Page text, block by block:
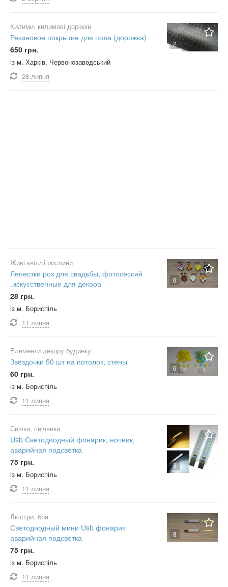
2
Килими, килимові доріжки
Резиновое покрытие для пола (дорожка)
650 грн.
із м. Харків, Червонозаводський
28 липня
6
Живі квіти і рослини
Лепестки роз для свадьбы, фотосессий
.искусственные для декора
28 грн.
із м. Бориспіль
11 липня
6
Елементи декору будинку
Звёздочки 50 шт на потолок, стены
60 грн.
із м. Бориспіль
11 липня
8
Свічки, свічники
Usb Светодиодный фонарик, ночник,
аварийная подсветка
75 грн.
із м. Бориспіль
11 липня
8
Люстри, бра
Светодиодный мини Usb фонарик
аварийная подсветка
75 грн.
із м. Бориспіль
11 липня